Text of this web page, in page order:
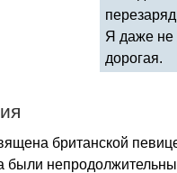
Я даже не
дорогая.
британской
были